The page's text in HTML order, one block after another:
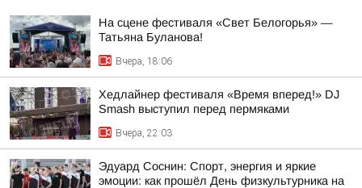
На сцене фестиваля «Свет Белогорья» —
Татьяна Буланова!
Вчера, 18:06
Хедлайнер фестиваля «Время вперед!» DJ
Smash выступил перед пермяками
Вчера, 22:03
Эдуард Соснин: Спорт, энергия и яркие
эмоции: как прошёл День физкультурника на